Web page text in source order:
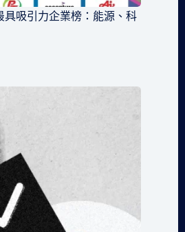
具吸引力企業榜：能源、科